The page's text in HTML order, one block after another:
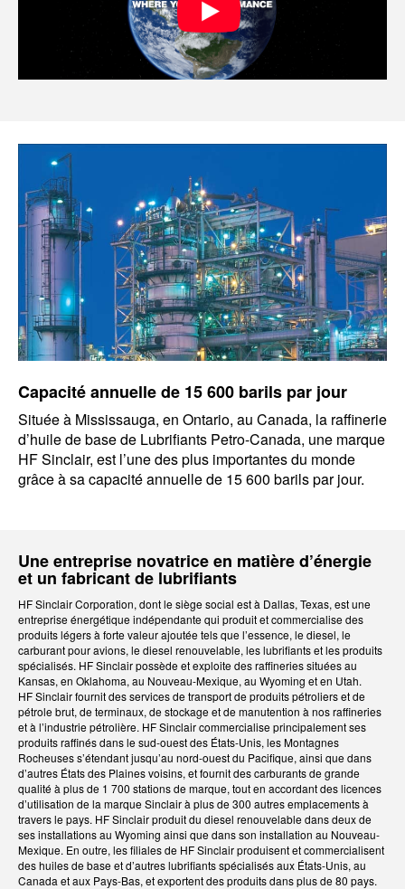
Capacité annuelle de 15 600 barils par jour
Située à Mississauga, en Ontario, au Canada, la raffinerie
d’huile de base de Lubrifiants Petro-Canada, une marque
HF Sinclair, est l’une des plus importantes du monde
grâce à sa capacité annuelle de 15 600 barils par jour.
Une entreprise novatrice en matière d’énergie
et un fabricant de lubrifiants
HF Sinclair Corporation, dont le siège social est à Dallas, Texas, est une
entreprise énergétique indépendante qui produit et commercialise des
produits légers à forte valeur ajoutée tels que l’essence, le diesel, le
carburant pour avions, le diesel renouvelable, les lubrifiants et les produits
spécialisés. HF Sinclair possède et exploite des raffineries situées au
Kansas, en Oklahoma, au Nouveau-Mexique, au Wyoming et en Utah.
HF Sinclair fournit des services de transport de produits pétroliers et de
pétrole brut, de terminaux, de stockage et de manutention à nos raffineries
et à l’industrie pétrolière. HF Sinclair commercialise principalement ses
produits raffinés dans le sud-ouest des États-Unis, les Montagnes
Rocheuses s’étendant jusqu’au nord-ouest du Pacifique, ainsi que dans
d’autres États des Plaines voisins, et fournit des carburants de grande
qualité à plus de 1 700 stations de marque, tout en accordant des licences
d’utilisation de la marque Sinclair à plus de 300 autres emplacements à
travers le pays. HF Sinclair produit du diesel renouvelable dans deux de
ses installations au Wyoming ainsi que dans son installation au Nouveau-
Mexique. En outre, les filiales de HF Sinclair produisent et commercialisent
des huiles de base et d’autres lubrifiants spécialisés aux États-Unis, au
Canada et aux Pays-Bas, et exportent des produits dans plus de 80 pays.